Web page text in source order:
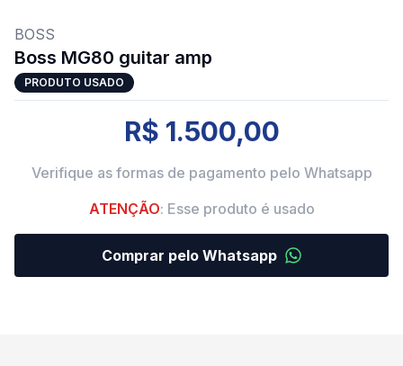
BOSS
Boss MG80 guitar amp
PRODUTO USADO
R$ 1.500,00
Verifique as formas de pagamento pelo Whatsapp
ATENÇÃO: Esse produto é usado
Comprar pelo Whatsapp